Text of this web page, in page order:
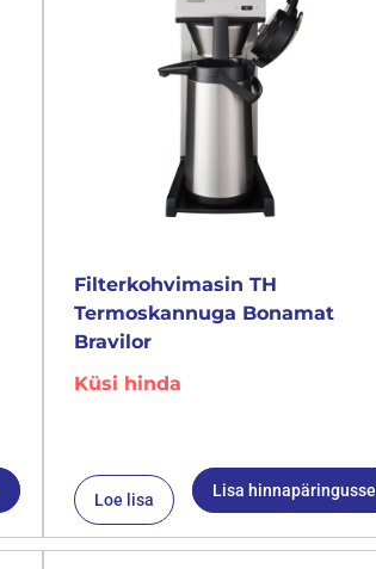
Filterkohvimasin TH
Termoskannuga Bonamat
Bravilor
Küsi hinda
Loe lisa Lisa hinnapäringusse